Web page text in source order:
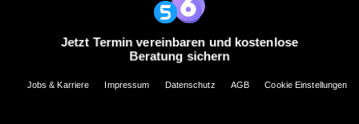
Jetzt Termin vereinbaren und kostenlose
Beratung sichern
Jobs & Karriere Impressum Datenschutz AGB Cookie Einstellungen